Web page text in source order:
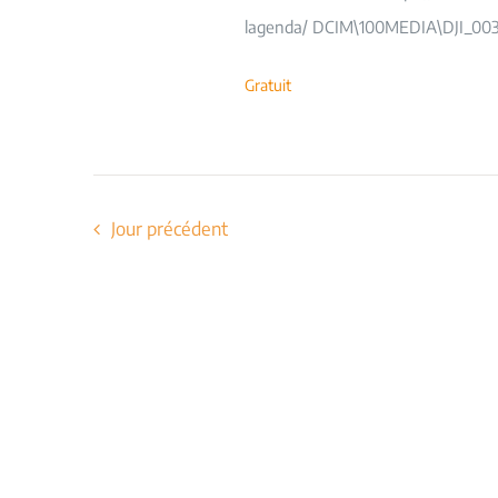
lagenda/
Gratuit
Jour précédent